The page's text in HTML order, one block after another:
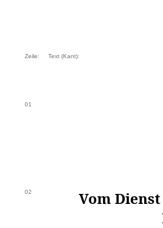
Zeile: Text (Kant):
01
02
Vom